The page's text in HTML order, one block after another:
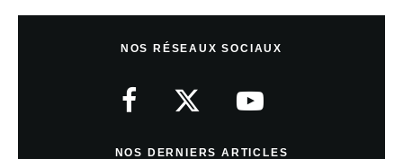
NOS RÉSEAUX SOCIAUX
NOS DERNIERS ARTICLES